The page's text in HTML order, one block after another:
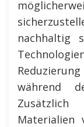
nachhaltig
während
Zusätzlich
Materialien